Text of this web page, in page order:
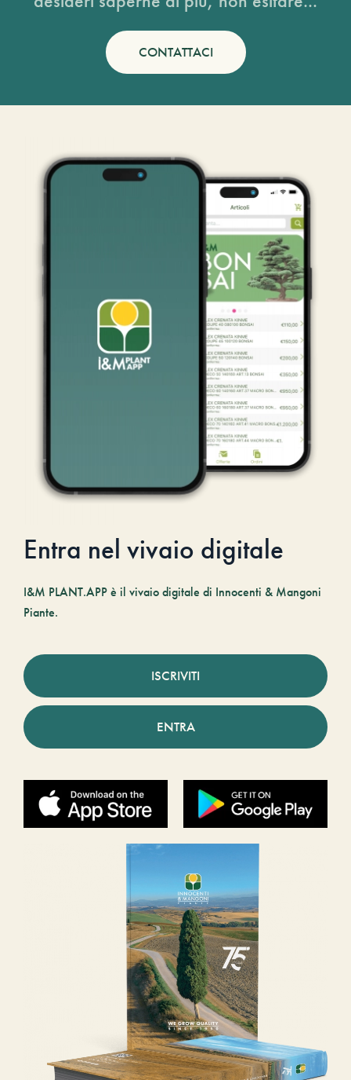
CONTATTACI
Entra nel vivaio digitale
I&M PLANT.APP è il vivaio digitale di Innocenti & Mangoni
Piante.
ISCRIVITI
ENTRA